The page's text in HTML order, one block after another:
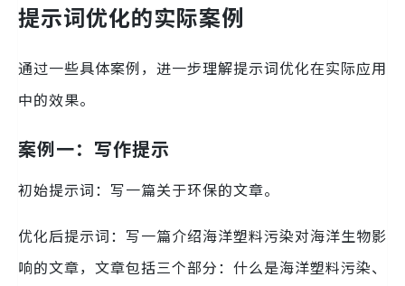
提示词优化的实际案例
通过一些具体案例，进一步理解提示词优化在实际应用
中的效果。
案例一：写作提示
初始提示词：写一篇关于环保的文章。
优化后提示词：写一篇介绍海洋塑料污染对海洋生物影
响的文章，文章包括三个部分：什么是海洋塑料污染、